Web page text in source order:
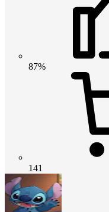
87%
141